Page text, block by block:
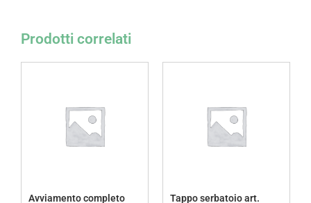
Prodotti correlati
Avviamento completo
Tappo serbatoio art.